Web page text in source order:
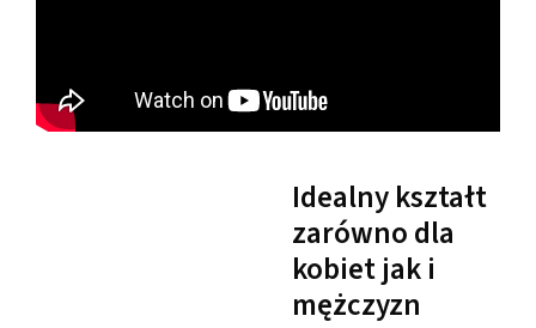
Idealny kształt
zarówno dla
kobiet jak i
mężczyzn